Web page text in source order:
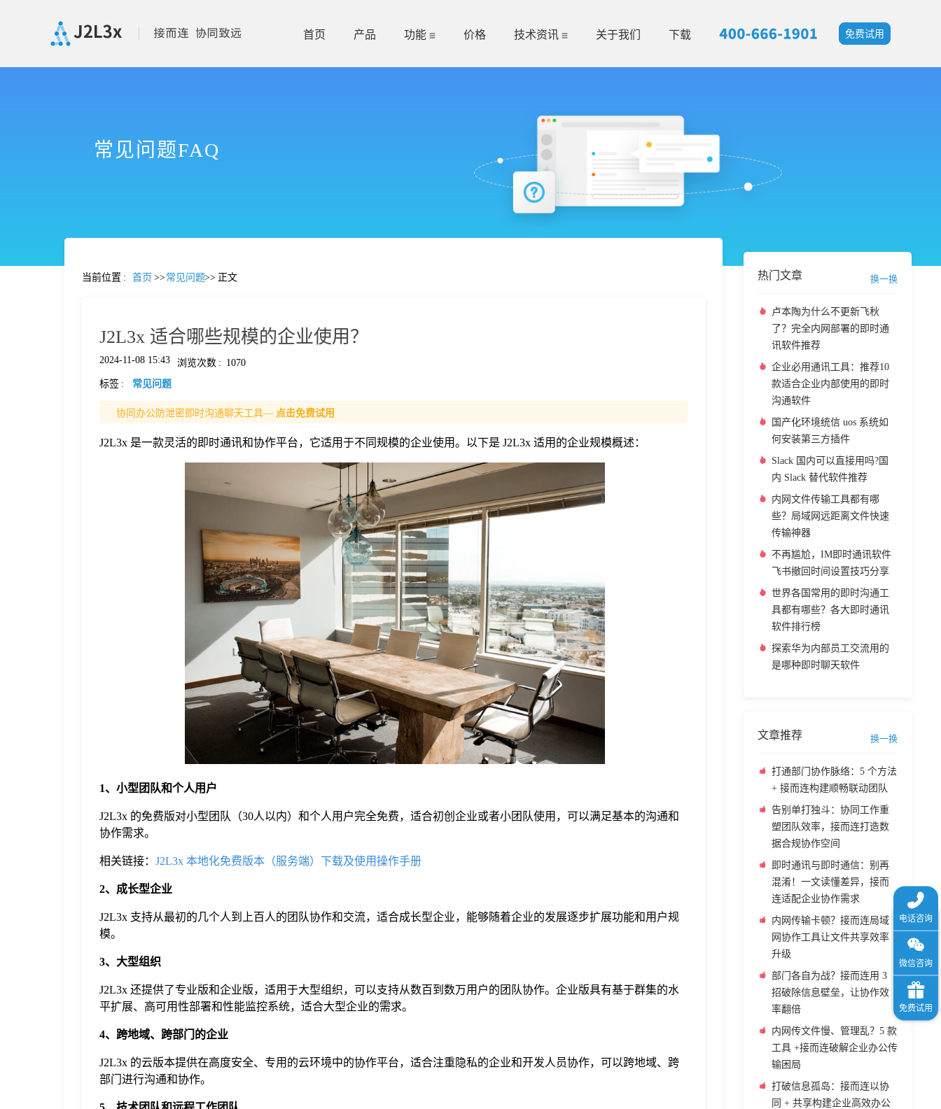
首页 产品 功能 价格 技术资讯 关于我们 下载 免费试用
常见问题FAQ
当前位置 : 首页 >>常见问题>> 正文
J2L3x 适合哪些规模的企业使用？
2024-11-08 15:43 浏览次数 : 1070
标签 : 常见问题
协同办公防泄密即时沟通聊天工具— 点击免费试用
J2L3x 是一款灵活的即时通讯和协作平台，它适用于不同规模的企业使用。以下是 J2L3x 适用的企业规模概述：
1、小型团队和个人用户
J2L3x 的免费版对小型团队（30人以内）和个人用户完全免费，适合初创企业或者小团队使用，可以满足基本的沟通和
协作需求。
相关链接： J2L3x 本地化免费版本（服务端）下载及使用操作手册
2、成长型企业
J2L3x 支持从最初的几个人到上百人的团队协作和交流，适合成长型企业，能够随着企业的发展逐步扩展功能和用户规
模。
3、大型组织
J2L3x 还提供了专业版和企业版，适用于大型组织，可以支持从数百到数万用户的团队协作。企业版具有基于群集的水
平扩展、高可用性部署和性能监控系统，适合大型企业的需求。
4、跨地域、跨部门的企业
J2L3x 的云版本提供在高度安全、专用的云环境中的协作平台，适合注重隐私的企业和开发人员协作，可以跨地域、跨
部门进行沟通和协作。
热门文章 换一换
卢本陶为什么不更新飞秋
了？完全内网部署的即时通
讯软件推荐
企业必用通讯工具：推荐10
款适合企业内部使用的即时
沟通软件
国产化环境统信 uos 系统如
何安装第三方插件
Slack 国内可以直接用吗?国
内 Slack 替代软件推荐
内网文件传输工具都有哪
些？局域网远距离文件快速
传输神器
不再尴尬，IM即时通讯软件
飞书撤回时间设置技巧分享
世界各国常用的即时沟通工
具都有哪些？各大即时通讯
软件排行榜
探索华为内部员工交流用的
是哪种即时聊天软件
文章推荐 换一换
打通部门协作脉络：5 个方法
+ 接而连构建顺畅联动团队
告别单打独斗：协同工作重
塑团队效率，接而连打造数
据合规协作空间
即时通讯与即时通信：别再
混淆！一文读懂差异，接而
连适配企业协作需求
内网传输卡顿？接而连局域
网协作工具让文件共享效率
升级
部门各自为战？接而连用 3
招破除信息壁垒，让协作效
率翻倍
内网传文件慢、管理乱？5 款
工具 +接而连破解企业办公传
输困局
打破信息孤岛：接而连以协
同 + 共享构建企业高效办公